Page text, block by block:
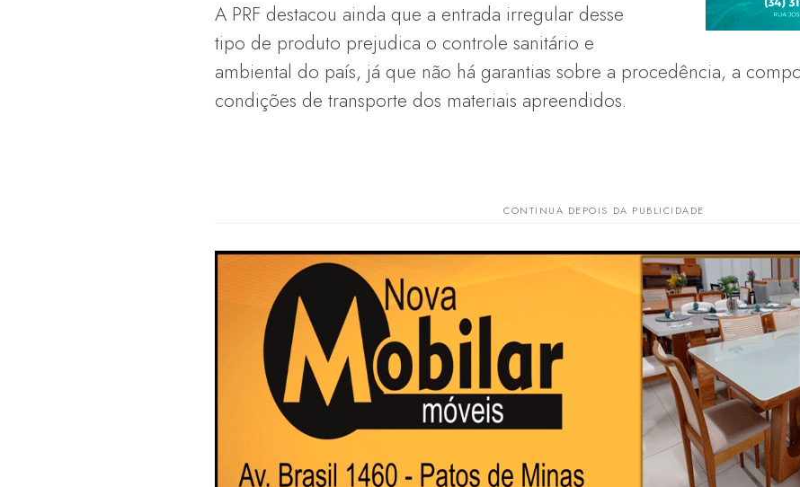
A PRF destacou ainda que a entrada irregular desse
tipo de produto prejudica o controle sanitário e
ambiental do país, já que não há garantias sobre a procedência, a
condições de transporte dos materiais apreendidos.